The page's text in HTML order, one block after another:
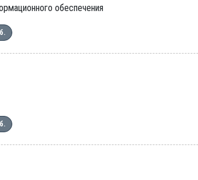
обеспечения